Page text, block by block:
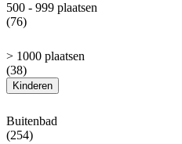
500 - 999 plaatsen
(76)
> 1000 plaatsen
(38)
Kinderen
Buitenbad
(254)